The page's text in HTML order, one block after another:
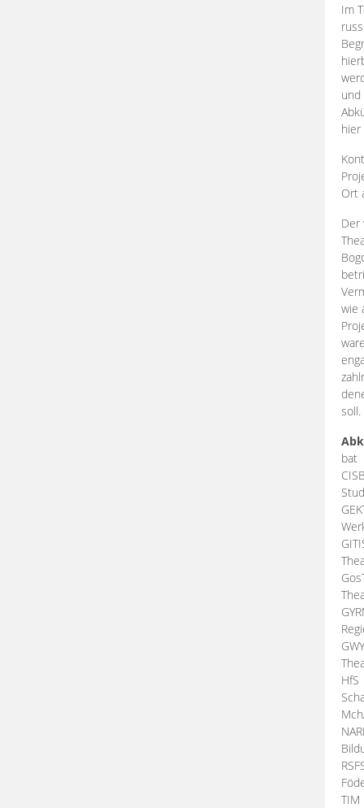
Im
und
Ort
Der
wie
zahlr
soll.
bat
HfS